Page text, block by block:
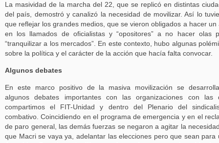
La masividad de la marcha del 22, que se replicó en distintas
del país, demostró y canalizó la necesidad de movilizar. Así lo
que reflejar los grandes medios, que se vieron obligados a hacer un
en los llamados de oficialistas y “opositores” a no hacer olas
“tranquilizar a los mercados”. En este contexto, hubo algunas
sobre la política y el carácter de la acción que hacía falta convocar.
Algunos debates
En este marco positivo de la masiva movilización se
algunos debates importantes con las organizaciones con las
compartimos el FIT-Unidad y dentro del Plenario del
combativo. Coincidiendo en el programa de emergencia y en el
de paro general, las demás fuerzas se negaron a agitar la
que Macri se vaya ya, adelantar las elecciones pero que sean para